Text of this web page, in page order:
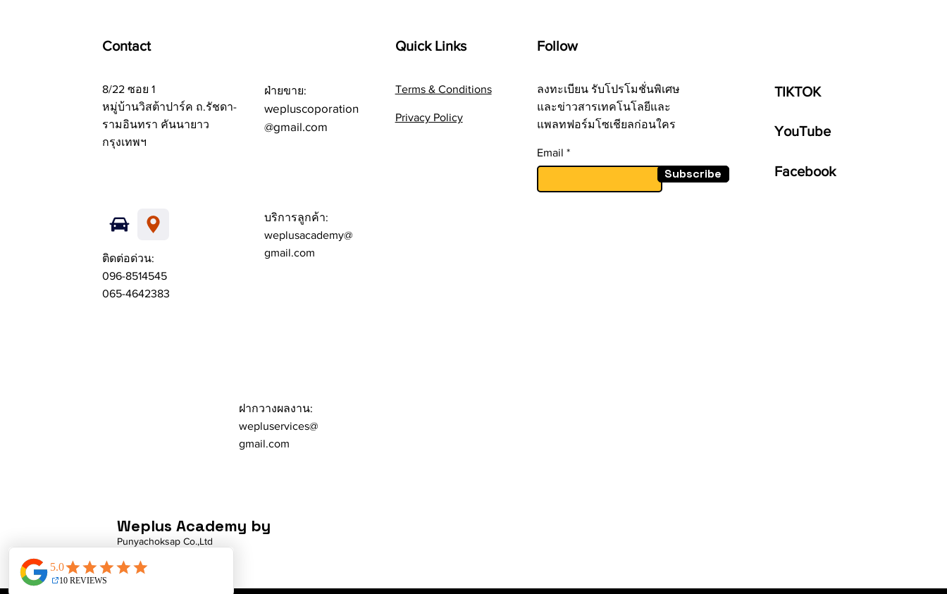
Contact
8/22 ซอย 1
หมู่บ้านวิสต้าปาร์ค ถ.รัชดา-
รามอินทรา คันนายาว
กรุงเทพฯ
ติดต่อด่วน:
096-8514545
065-4642383
ฝ่ายขาย:
wepluscoporation
@gmail.com
บริการลูกค้า:
weplusacademy@
gmail.com
Quick Links
Terms & Conditions
Privacy Policy
Follow
ลงทะเบียน รับโปรโมชั่นพิเศษ
และข่าวสารเทคโนโลยีและ
แพลทฟอร์มโซเชียลก่อนใคร
Email
Subscribe
TIKTOK
YouTube
Facebook
ฝากวางผลงาน:
wepluservices@
gmail.com
Weplus Academy by
Punyachoksap Co.,Ltd